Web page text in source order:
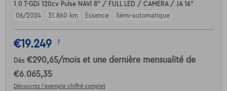
1.0 T-GDi 120cv Pulse NAVI 8" / FULL LED / CAMERA / JA 16"
06/2024
31.860 km Essence Sémi-automatique
€19.249 1
Dès €290,65/mois et une dernière mensualité de
€6.065,35
Découvrez l’exemple chiffré complet